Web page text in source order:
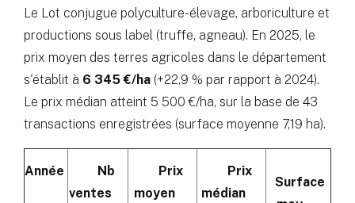
Le Lot conjugue polyculture-élevage, arboriculture et
productions sous label (truffe, agneau). En 2025, le
prix moyen des terres agricoles dans le département
s'établit à 6 345 €/ha (+22,9 % par rapport à 2024).
Le prix médian atteint 5 500 €/ha, sur la base de 43
transactions enregistrées (surface moyenne 7,19 ha).
Année
Nb
ventes
Prix
moyen
Prix
médian
Surface